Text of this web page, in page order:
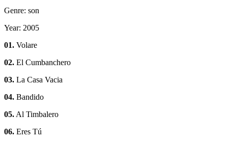
Genre: son
Year: 2005
01. Volare
02. El Cumbanchero
03. La Casa Vacia
04. Bandido
05.Al Timbalero
06. Eres Tú